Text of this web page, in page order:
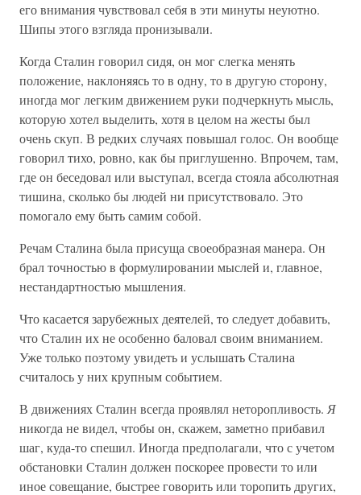
его внимания чувствовал себя в эти минуты неуютно.
Шипы этого взгляда пронизывали.
Когда Сталин говорил сидя, он мог слегка менять
положение, наклоняясь то в одну, то в другую сторону,
иногда мог легким движением руки подчеркнуть мысль,
которую хотел выделить, хотя в целом на жесты был
очень скуп. В редких случаях повышал голос. Он вообще
говорил тихо, ровно, как бы приглушенно. Впрочем, там,
где он беседовал или выступал, всегда стояла абсолютная
тишина, сколько бы людей ни присутствовало. Это
помогало ему быть самим собой.
Речам Сталина была присуща своеобразная манера. Он
брал точностью в формулировании мыслей и, главное,
нестандартностью мышления.
Что касается зарубежных деятелей, то следует добавить,
что Сталин их не особенно баловал своим вниманием.
Уже только поэтому увидеть и услышать Сталина
считалось у них крупным событием.
В движениях Сталин всегда проявлял неторопливость. Я
никогда не видел, чтобы он, скажем, заметно прибавил
шаг, куда-то спешил. Иногда предполагали, что с учетом
обстановки Сталин должен поскорее провести то или
иное совещание, быстрее говорить или торопить других,